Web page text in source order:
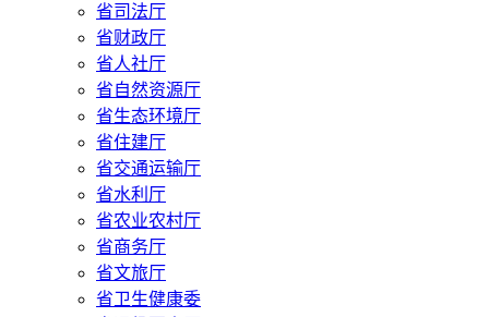
省司法厅
省财政厅
省人社厅
省自然资源厅
省生态环境厅
省住建厅
省交通运输厅
省水利厅
省农业农村厅
省商务厅
省文旅厅
省卫生健康委